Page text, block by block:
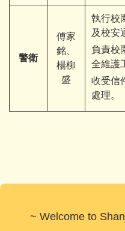
警衛
傅家
銘、
楊柳
盛
執行校
及校安
負責校
全維護
收受信
處理。
~ Welcome to